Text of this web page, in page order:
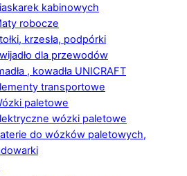
kabinowych
robocze
krzesła, podpórki
dla przewodów
, kowadła UNICRAFT
transportowe
paletowe
wózki paletowe
do wózków paletowych,